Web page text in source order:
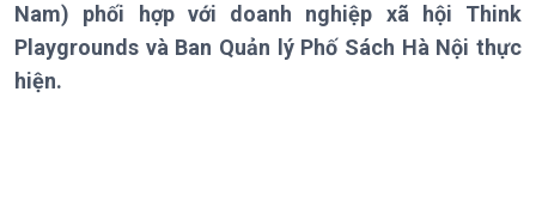
Nam) phối hợp với doanh nghiệp xã hội Think
Playgrounds và Ban Quản lý Phố Sách Hà Nội thực
hiện.